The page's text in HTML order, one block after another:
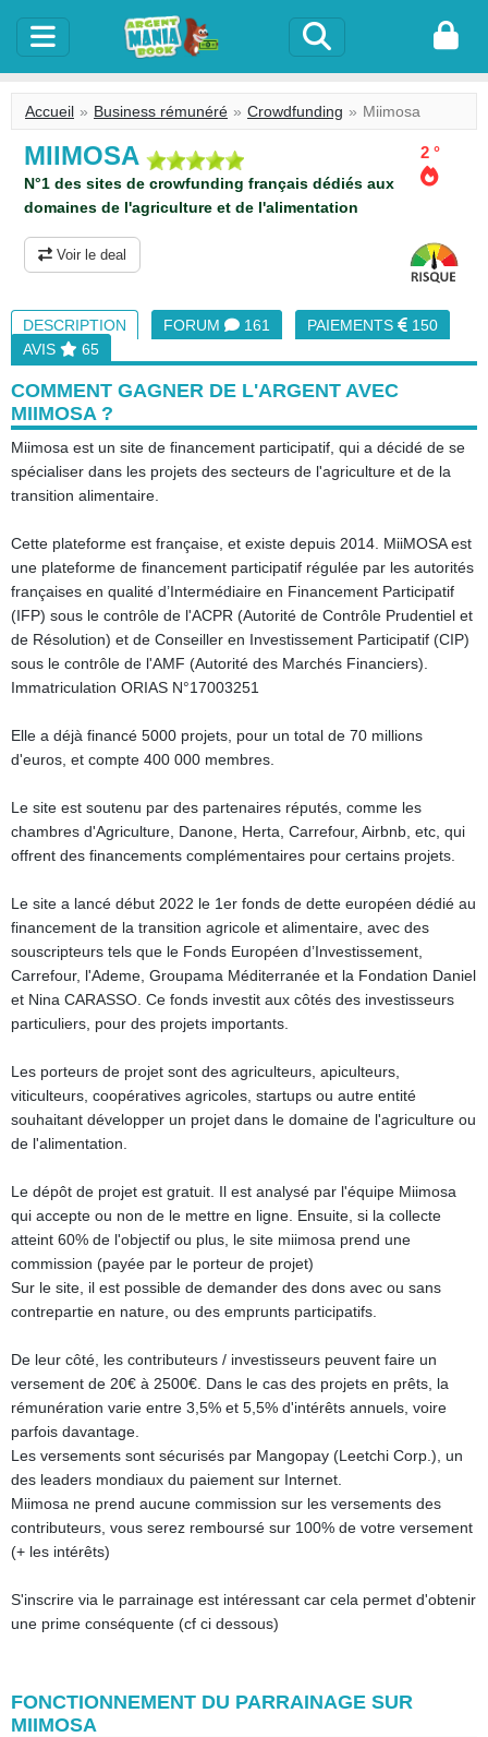
Accueil Business rémunéré Crowdfunding Miimosa
MIIMOSA 2 °
N°1 des sites de crowfunding français dédiés aux
domaines de l'agriculture et de l'alimentation
Voir le deal
DESCRIPTION FORUM 161 PAIEMENTS
150
AVIS
65
COMMENT GAGNER DE L'ARGENT AVEC
MIIMOSA ?
Miimosa est un site de financement participatif, qui a décidé de se
spécialiser dans les projets des secteurs de l'agriculture et de la
transition alimentaire.
Cette plateforme est française, et existe depuis 2014. MiiMOSA est
une plateforme de financement participatif régulée par les autorités
françaises en qualité d’Intermédiaire en Financement Participatif
(IFP) sous le contrôle de l'ACPR (Autorité de Contrôle Prudentiel et
de Résolution) et de Conseiller en Investissement Participatif (CIP)
sous le contrôle de l'AMF (Autorité des Marchés Financiers).
Immatriculation ORIAS N°17003251
Elle a déjà financé 5000 projets, pour un total de 70 millions
d'euros, et compte 400 000 membres.
Le site est soutenu par des partenaires réputés, comme les
chambres d'Agriculture, Danone, Herta, Carrefour, Airbnb, etc, qui
offrent des financements complémentaires pour certains projets.
Le site a lancé début 2022 le 1er fonds de dette européen dédié au
financement de la transition agricole et alimentaire, avec des
souscripteurs tels que le Fonds Européen d’Investissement,
Carrefour, l'Ademe, Groupama Méditerranée et la Fondation Daniel
et Nina CARASSO. Ce fonds investit aux côtés des investisseurs
particuliers, pour des projets importants.
Les porteurs de projet sont des agriculteurs, apiculteurs,
viticulteurs, coopératives agricoles, startups ou autre entité
souhaitant développer un projet dans le domaine de l'agriculture ou
de l'alimentation.
Le dépôt de projet est gratuit. Il est analysé par l'équipe Miimosa
qui accepte ou non de le mettre en ligne. Ensuite, si la collecte
atteint 60% de l'objectif ou plus, le site miimosa prend une
commission (payée par le porteur de projet)
Sur le site, il est possible de demander des dons avec ou sans
contrepartie en nature, ou des emprunts participatifs.
De leur côté, les contributeurs / investisseurs peuvent faire un
versement de 20€ à 2500€. Dans le cas des projets en prêts, la
rémunération varie entre 3,5% et 5,5% d'intérêts annuels, voire
parfois davantage.
Les versements sont sécurisés par Mangopay (Leetchi Corp.), un
des leaders mondiaux du paiement sur Internet.
Miimosa ne prend aucune commission sur les versements des
contributeurs, vous serez remboursé sur 100% de votre versement
(+ les intérêts)
S'inscrire via le parrainage est intéressant car cela permet d'obtenir
une prime conséquente (cf ci dessous)
FONCTIONNEMENT DU PARRAINAGE SUR
MIIMOSA